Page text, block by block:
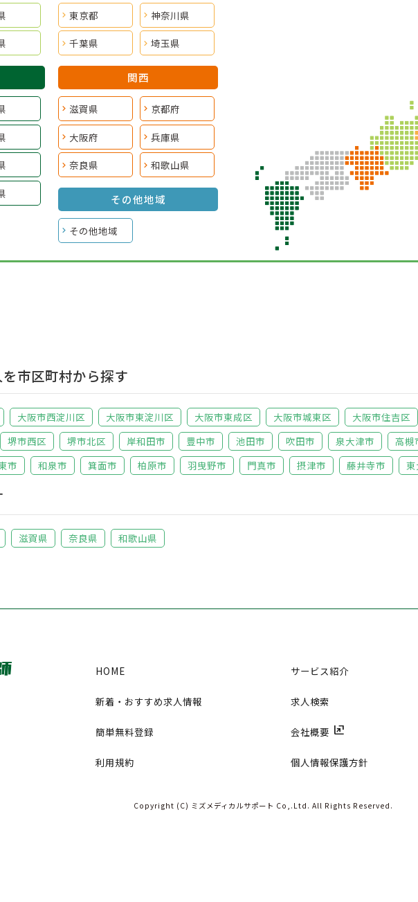
東京都 神奈川県
千葉県 埼玉県
関西
滋賀県 京都府
大阪府 兵庫県
奈良県 和歌山県
その他地域
その他地域
市区町村から探す
大阪市西淀川区 大阪市東淀川区 大阪市東成区 大阪市城東区
大阪市住吉区
堺市西区 堺市北区 岸和田市 豊中市 池田市 吹田市 泉大津市
高槻
市 和泉市 箕面市 柏原市 羽曳野市 門真市 摂津市 藤井寺市
滋賀県 奈良県 和歌山県
HOME サービス紹介
新着・おすすめ求人情報 求人検索
簡単無料登録 会社概要 ungroup
利用規約 個人情報保護方針
Copyright (C) ミズメディカルサポート Co,.Ltd. All Rights Reserved.